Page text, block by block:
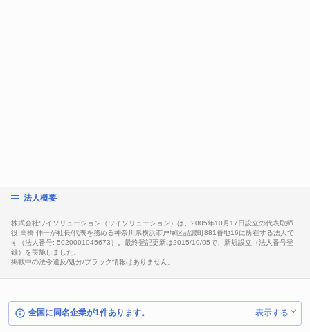
法人概要
株式会社ワイソリューション（ワイソリューション）は、2005年10月17日設立の代表取締
役 高橋 伸一が社長/代表を務める神奈川県横浜市戸塚区品濃町881番地16に所在する法人で
す（法人番号: 5020001045673）。最終登記更新は2015/10/05で、新規設立（法人番号登
録）を実施しました。
掲載中の法令違反/処分/ブラック情報はありません。
全国に同名企業が1件あります。 表示する